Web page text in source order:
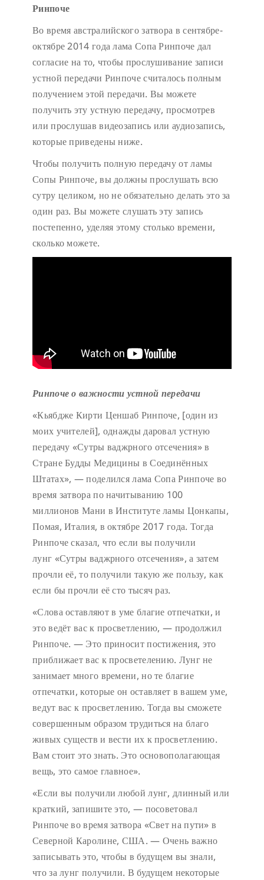
Ринпоче
Во время австралийского затвора в сентябре-
октябре 2014 года лама Сопа Ринпоче дал
согласие на то, чтобы прослушивание записи
устной передачи Ринпоче считалось полным
получением этой передачи. Вы можете
получить эту устную передачу, просмотрев
или прослушав видеозапись или аудиозапись,
которые приведены ниже.
Чтобы получить полную передачу от ламы
Сопы Ринпоче, вы должны прослушать всю
сутру целиком, но не обязательно делать это за
один раз. Вы можете слушать эту запись
постепенно, уделяя этому столько времени,
сколько можете.
Ринпоче о важности устной передачи
«Кьябдже Кирти Ценшаб Ринпоче, [один из
моих учителей], однажды даровал устную
передачу «Сутры ваджрного отсечения» в
Стране Будды Медицины в Соединённых
Штатах», — поделился лама Сопа Ринпоче во
время затвора по начитыванию 100
миллионов Мани в Институте ламы Цонкапы,
Помая, Италия, в октябре 2017 года. Тогда
Ринпоче сказал, что если вы получили
лунг «Сутры ваджрного отсечения», а затем
прочли её, то получили такую же пользу, как
если бы прочли её сто тысяч раз.
«Слова оставляют в уме благие отпечатки, и
это ведёт вас к просветлению, — продолжил
Ринпоче. — Это приносит постижения, это
приближает вас к просветелению. Лунг не
занимает много времени, но те благие
отпечатки, которые он оставляет в вашем уме,
ведут вас к просветлению. Тогда вы сможете
совершенным образом трудиться на благо
живых существ и вести их к просветлению.
Вам стоит это знать. Это основополагающая
вещь, это самое главное».
«Если вы получили любой лунг, длинный или
краткий, запишите это, — посоветовал
Ринпоче во время затвора «Свет на пути» в
Северной Каролине, США. — Очень важно
записывать это, чтобы в будущем вы знали,
что за лунг получили. В будущем некоторые